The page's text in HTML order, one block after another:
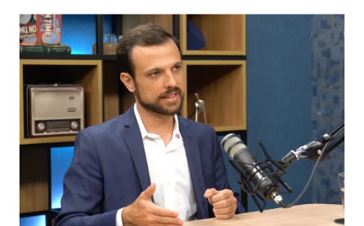
Jair Bolsonaro o escolheu para seguir missão. Por volta das
16h, o Ibovespa recuava 4,01%, aos 157.604 pontos, […]